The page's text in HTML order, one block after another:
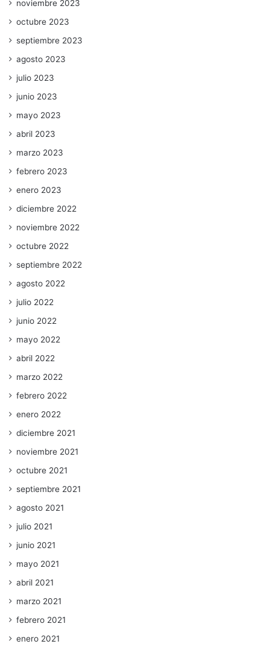
noviembre 2023
octubre 2023
septiembre 2023
agosto 2023
julio 2023
junio 2023
mayo 2023
abril 2023
marzo 2023
febrero 2023
enero 2023
diciembre 2022
noviembre 2022
octubre 2022
septiembre 2022
agosto 2022
julio 2022
junio 2022
mayo 2022
abril 2022
marzo 2022
febrero 2022
enero 2022
diciembre 2021
noviembre 2021
octubre 2021
septiembre 2021
agosto 2021
julio 2021
junio 2021
mayo 2021
abril 2021
marzo 2021
febrero 2021
enero 2021